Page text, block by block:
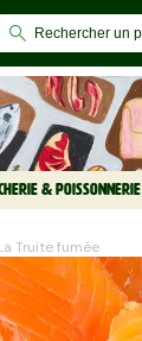
& POISSONNERIE
La Truite fumée